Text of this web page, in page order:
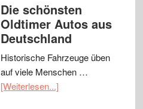
Die schönsten
Oldtimer Autos aus
Deutschland
Historische Fahrzeuge üben
auf viele Menschen …
[Weiterlesen...]